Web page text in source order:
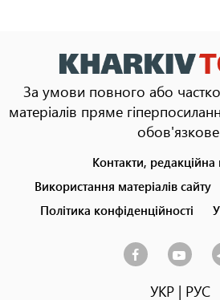
За умови повного або
матеріалів пряме
menu
Контакти, редакційна
Використання матеріалів сайту
Політика конфіденційності
УКР| РУС